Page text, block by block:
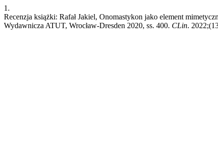
1.
Recenzja książki: Rafał Jakiel, Onomastykon jako element
Wydawnicza ATUT, Wrocław-Dresden 2020, ss. 400. CLin.